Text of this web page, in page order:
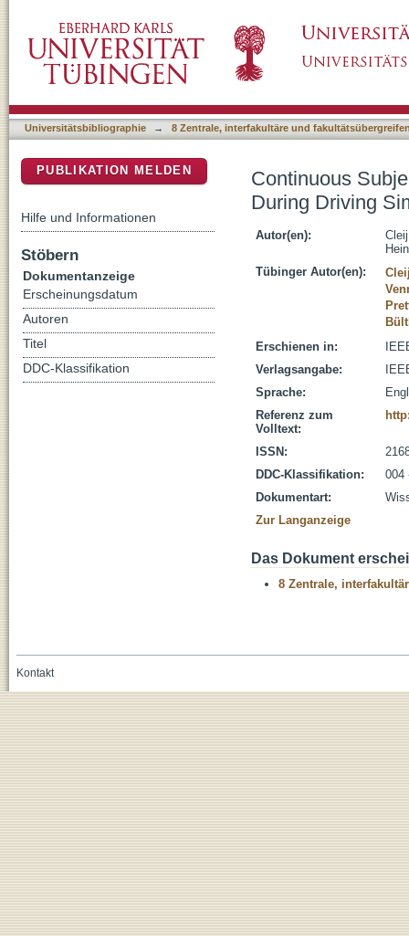
Universitätsbibliographie → 8 Zentrale, interfakultäre und
Continuous
During Driving
Autor(en):
Tübinger Autor(en):
Erschienen in:
Verlagsangabe:
Sprache:
Referenz zum
Volltext:
ISSN:
DDC-Klassifikation:
004
Dokumentart:
Zur Langanzeige
Das Dokument
8 Zentrale,
PUBLIKATION MELDEN
Hilfe und Informationen
Stöbern
Dokumentanzeige
Erscheinungsdatum
Autoren
Titel
DDC-Klassifikation
Kontakt